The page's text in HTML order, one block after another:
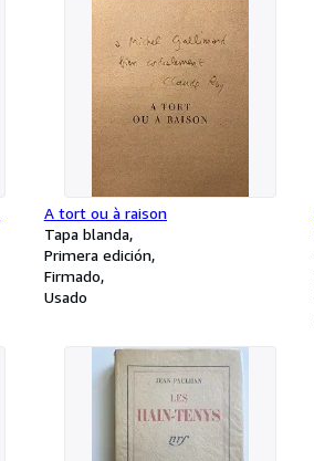
A tort ou à raison
Tapa blanda
Primera edición
Firmado
Usado